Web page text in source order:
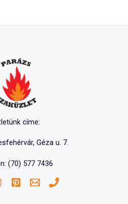
címe:
Géza u. 7.
(70) 577 7436